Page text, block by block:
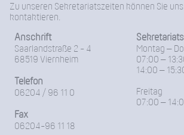
Zu unseren Sekretariatszeiten können Sie
kontaktieren.
Anschrift
Saarlandstraße 2 - 4
68519 Viernheim
Telefon
06204 / 96 11 0
Fax
06204-96 11 18
Montag –
07:00 –
14:00 –
Freitag
07:00 –